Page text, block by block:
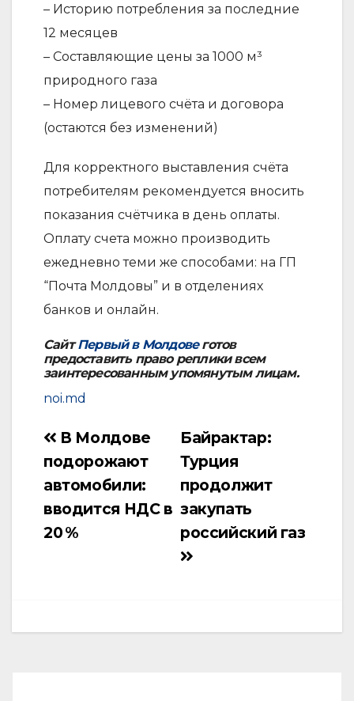
– Историю потребления за последние
12 месяцев
– Составляющие цены за 1000 м³
природного газа
– Номер лицевого счёта и договора
(остаются без изменений)
Для корректного выставления счёта
потребителям рекомендуется вносить
показания счётчика в день оплаты.
Оплату счета можно производить
ежедневно теми же способами: на ГП
“Почта Молдовы” и в отделениях
банков и онлайн.
СайтПервый в Молдовеготов
предоставить право реплики всем
заинтересованным упомянутым лицам.
noi.md
Навигация
по
Байрактар:
Турция
продолжит
закупать
российский газ
В Молдове
подорожают
автомобили:
вводится НДС в
20 %